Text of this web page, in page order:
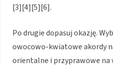
[3][4][5][6].
Po drugie dopasuj okazję.
owocowo-kwiatowe akordy
orientalne i przyprawowe na